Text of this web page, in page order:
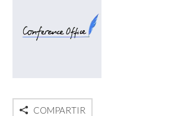
COMPARTIR